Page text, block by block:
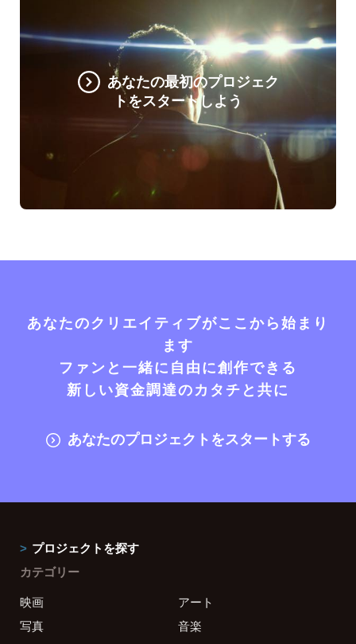
あなたの最初のプロジェク
トをスタートしよう
あなたのクリエイティブがここから始まり
ます
ファンと一緒に自由に創作できる
新しい資金調達のカタチと共に
あなたのプロジェクトをスタートする
プロジェクトを探す
カテゴリー
映画
アート
写真
音楽